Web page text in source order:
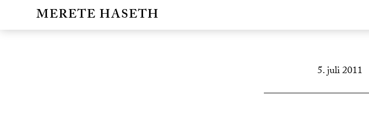
MERETE HASETH
5. juli 2011